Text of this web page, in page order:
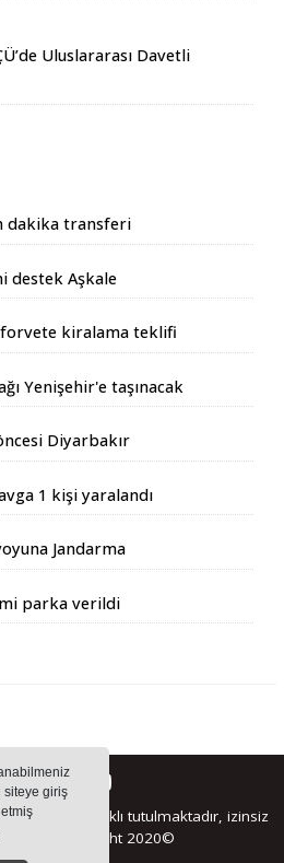
siteye giriş
Uluslararası Davetli
dakika transferi
destek Aşkale
kiralama teklifi
Yenişehir'e taşınacak
Diyarbakır
1 kişi yaralandı
Jandarma
parka verildi
hakları saklı tutulmaktadır, izinsiz
Copyright 2020©